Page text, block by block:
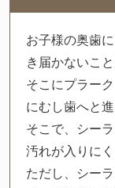
お子様の奥歯
き届かないこ
そこにプラー
にむし歯へと
そこで、シー
汚れが入りに
ただし、シー